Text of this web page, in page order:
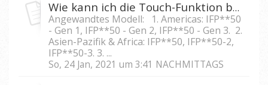
Wie kann ich die Touch-Funktion beim IFP5550/IFP6550/ IFP7550/IFP8650 sperren?
Angewandtes Modell: 1. Americas: IFP**50
- Gen 1, IFP**50 - Gen 2, IFP**50 - Gen 3. 2.
Asien-Pazifik & Africa: IFP**50, IFP**50-2,
IFP**50-3. 3. ...
So, 24 Jan, 2021 um 3:41 NACHMITTAGS